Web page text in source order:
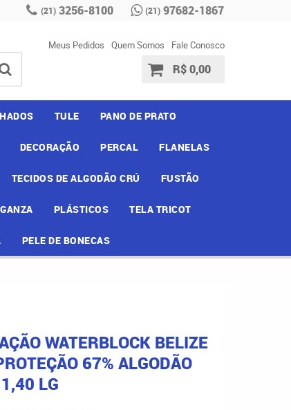
(21) 3256-8100 (21) 97682-1867
Meus Pedidos Quem Somos Fale Conosco
R$ 0,00
TULE PANO DE PRATO
DECORAÇÃO PERCAL FLANELAS
TECIDOS DE ALGODÃO CRÚ FUSTÃO
PLÁSTICOS TELA TRICOT
PELE DE BONECAS
WATERBLOCK BELIZE
67% ALGODÃO
LG